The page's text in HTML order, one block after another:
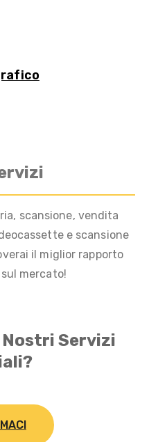
scansione, vendita
e scansione
il miglior rapporto
mercato!
Nostri Servizi